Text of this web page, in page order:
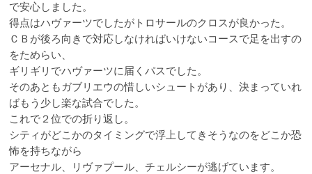
で安心しました。
得点はハヴァーツでしたがトロサールのクロスが良かった。
ＣＢが後ろ向きで対応しなければいけないコースで足を出すの
をためらい、
ギリギリでハヴァーツに届くパスでした。
そのあともガブリエウの惜しいシュートがあり、決まっていれ
ばもう少し楽な試合でした。
これで２位での折り返し。
シティがどこかのタイミングで浮上してきそうなのをどこか恐
怖を持ちながら
アーセナル、リヴァプール、チェルシーが逃げています。